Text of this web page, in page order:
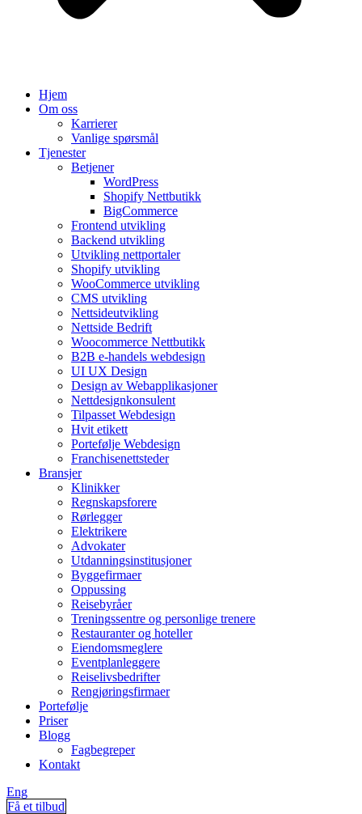
Hjem
Om oss
Karrierer
Vanlige spørsmål
Tjenester
Betjener
WordPress
Shopify Nettbutikk
BigCommerce
Frontend utvikling
Backend utvikling
Utvikling nettportaler
Shopify utvikling
WooCommerce utvikling
CMS utvikling
Nettsideutvikling
Nettside Bedrift
Woocommerce Nettbutikk
B2B e-handels webdesign
UI UX Design
Design av Webapplikasjoner
Nettdesignkonsulent
Tilpasset Webdesign
Hvit etikett
Portefølje Webdesign
Franchisenettsteder
Bransjer
Klinikker
Regnskapsforere
Rørlegger
Elektrikere
Advokater
Utdanningsinstitusjoner
Byggefirmaer
Oppussing
Reisebyråer
Treningssentre og personlige trenere
Restauranter og hoteller
Eiendomsmeglere
Eventplanleggere
Reiselivsbedrifter
Rengjøringsfirmaer
Portefølje
Priser
Blogg
Fagbegreper
Kontakt
Eng
Få et tilbud